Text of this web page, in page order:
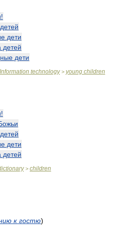
дети
детей
дети
technology> young children
дети
детей
> children
к гостю)